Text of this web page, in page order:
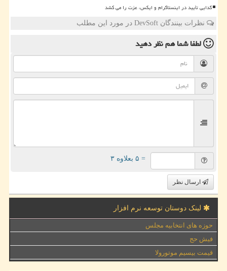
گدایی تأیید در اینستاگرام و ایکس، عزت را می کشد
نظرات بینندگان DevSoft در مورد این مطلب
لطفا شما همنظر دهید
= ۵ بعلاوه ۳
ارسال نظر
لینک دوستان توسعه نرم افزار
حوزه های انتخابیه مجلس
فیش حج
قیمت بیسیم موتورولا